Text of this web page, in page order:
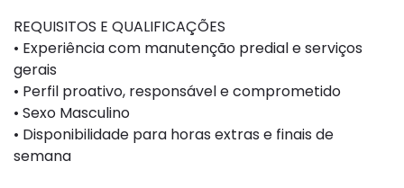
REQUISITOS E QUALIFICAÇÕES
• Experiência com manutenção predial e serviços
gerais
• Perfil proativo, responsável e comprometido
• Sexo Masculino
• Disponibilidade para horas extras e finais de
semana